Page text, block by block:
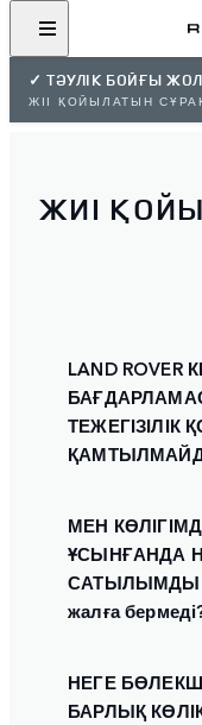
✓ ТӘУЛІК БОЙҒЫ
ЖІІ ҚОЙЫЛАТЫН
ЖИІ
LAND ROVER
ТЕЖЕГІЗІЛІК
МЕН
ҰСЫНҒАНДА
САТЫЛЫМДЫ
жалға
НЕГЕ
БАРЛЫҚ